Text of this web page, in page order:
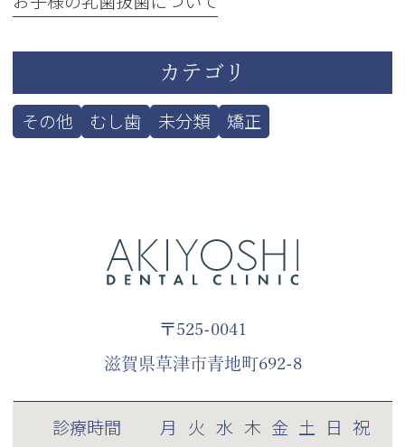
カテゴリ
その他 むし歯 未分類 矯正
〒525-0041
滋賀県草津市青地町692-8
診療時間 月 火 水 木 金 土 日 祝